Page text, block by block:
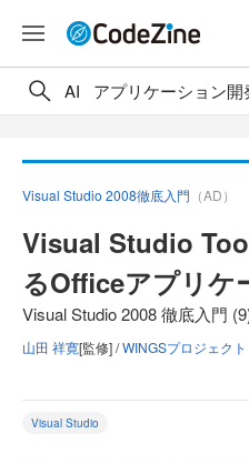
AI アプリケーション開
Visual Studio 2008徹底入門 （AD）
Visual Studio
るOfficeアプリケ
Visual Studio 2008 徹底入門
山田 祥寛[監修] /WINGSプロジェク
Visual Studio